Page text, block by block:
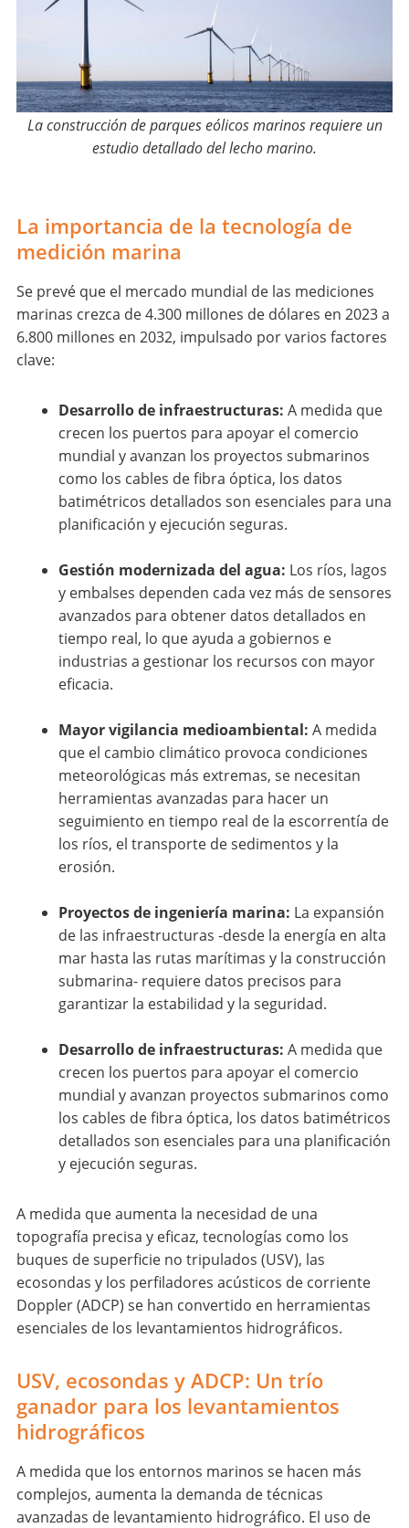
La construcción de parques eólicos marinos requiere un
estudio detallado del lecho marino.
La importancia de la tecnología de
medición marina
Se prevé que el mercado mundial de las mediciones
marinas crezca de 4.300 millones de dólares en 2023 a
6.800 millones en 2032, impulsado por varios factores
clave:
Desarrollo de infraestructuras: A medida que
crecen los puertos para apoyar el comercio
mundial y avanzan los proyectos submarinos
como los cables de fibra óptica, los datos
batimétricos detallados son esenciales para una
planificación y ejecución seguras.
Gestión modernizada del agua: Los ríos, lagos
y embalses dependen cada vez más de sensores
avanzados para obtener datos detallados en
tiempo real, lo que ayuda a gobiernos e
industrias a gestionar los recursos con mayor
eficacia.
Mayor vigilancia medioambiental:A medida
que el cambio climático provoca condiciones
meteorológicas más extremas, se necesitan
herramientas avanzadas para hacer un
seguimiento en tiempo real de la escorrentía de
los ríos, el transporte de sedimentos y la
erosión.
Proyectos de ingeniería marina: La expansión
de las infraestructuras -desde la energía en alta
mar hasta las rutas marítimas y la construcción
submarina- requiere datos precisos para
garantizar la estabilidad y la seguridad.
Desarrollo de infraestructuras: A medida que
crecen los puertos para apoyar el comercio
mundial y avanzan proyectos submarinos como
los cables de fibra óptica, los datos batimétricos
detallados son esenciales para una planificación
y ejecución seguras.
A medida que aumenta la necesidad de una
topografía precisa y eficaz, tecnologías como los
buques de superficie no tripulados (USV), las
ecosondas y los perfiladores acústicos de corriente
Doppler (ADCP) se han convertido en herramientas
esenciales de los levantamientos hidrográficos.
USV, ecosondas y ADCP: Un trío
ganador para los levantamientos
hidrográficos
A medida que los entornos marinos se hacen más
complejos, aumenta la demanda de técnicas
avanzadas de levantamiento hidrográfico. El uso de